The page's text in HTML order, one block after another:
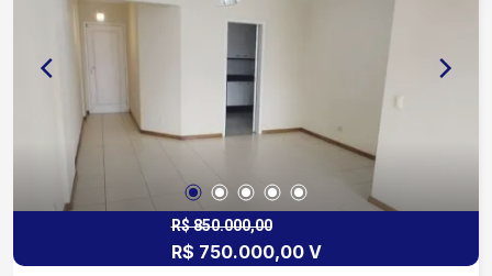
R$ 850.000,00
R$ 750.000,00 V